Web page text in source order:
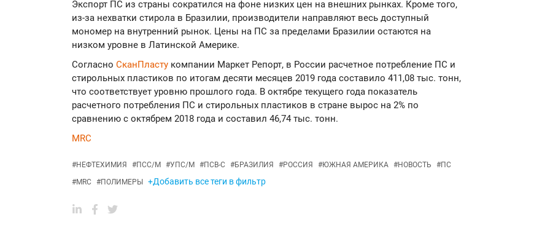
Экспорт ПС из страны сократился на фоне низких цен на внешних рынках. Кроме того,
из-за нехватки стирола в Бразилии, производители направляют весь доступный
мономер на внутренний рынок. Цены на ПС за пределами Бразилии остаются на
низком уровне в Латинской Америке.
Согласно СканПласту компании Маркет Репорт, в России расчетное потребление ПС и
стирольных пластиков по итогам десяти месяцев 2019 года составило 411,08 тыс. тонн,
что соответствует уровню прошлого года. В октябре текущего года показатель
расчетного потребления ПС и стирольных пластиков в стране вырос на 2% по
сравнению с октябрем 2018 года и составил 46,74 тыс. тонн.
MRC
#НЕФТЕХИМИЯ #ПСС/М #УПС/М #ПСВ-С #БРАЗИЛИЯ #РОССИЯ #ЮЖНАЯ АМЕРИКА #НОВОСТЬ #ПС
#MRC #ПОЛИМЕРЫ +Добавить все теги в фильтр